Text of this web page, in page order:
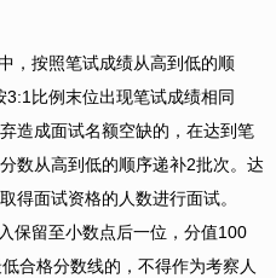
，按照笔试成绩从高到低的顺
比例末位出现笔试成绩相同
造成面试名额空缺的，在达到笔
数从高到低的顺序递补2批次。达
得面试资格的人数进行面试。
保留至小数点后一位，分值100
合格分数线的，不得作为考察人